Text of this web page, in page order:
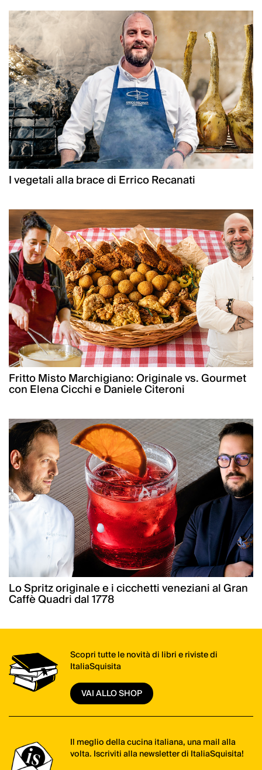
I vegetali alla brace di Errico Recanati
Fritto Misto Marchigiano: Originale vs. Gourmet
con Elena Cicchi e Daniele Citeroni
Lo Spritz originale e i cicchetti veneziani al Gran
Caffè Quadri dal 1778
Scopri tutte le novità di libri e riviste di
ItaliaSquisita
VAI ALLO SHOP
Il meglio della cucina italiana, una mail alla
volta. Iscriviti alla newsletter di ItaliaSquisita!